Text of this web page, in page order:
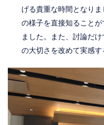
げる貴重な時間となり
の様子を直接知ること
ました。また、討論だ
の大切さを改めて実感す